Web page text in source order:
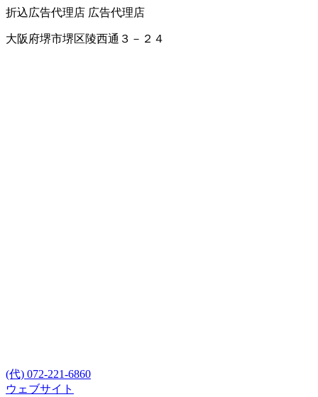
折込広告代理店 広告代理店
大阪府堺市堺区陵西通３－２４
(代) 072-221-6860
ウェブサイト